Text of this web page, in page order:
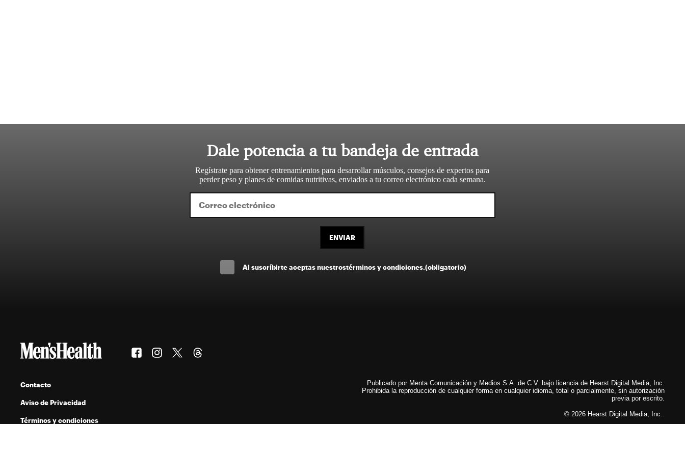
Dale potencia a tu bandeja de entrada
Regístrate para obtener entrenamientos para desarrollar músculos, consejos de expertos para
perder peso y planes de comidas nutritivas, enviados a tu correo electrónico cada semana.
ENVIAR
Al suscríbirte aceptas nuestrostérminos y condiciones.(obligatorio)
Contacto
Aviso de Privacidad
Términos y condiciones
Publicado por Menta Comunicación y Medios S.A. de C.V. bajo licencia de Hearst Digital Media, Inc.
Prohibida la reproducción de cualquier forma en cualquier idioma, total o parcialmente, sin autorización
previa por escrito.
© 2026 Hearst Digital Media, Inc..